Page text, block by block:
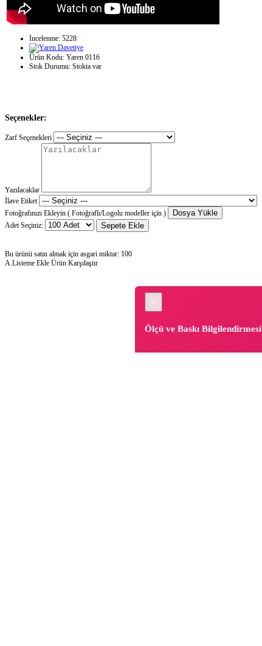
İncelenme: 5228
Ürün Kodu: Yaren 0116
Stok Durumu: Stokta var
Seçenekler:
Zarf Seçenekleri
Yazılacaklar
İlave Etiket
Fotoğrafınızı Ekleyin ( Fotoğraflı/Logolu modeller için )
Dosya Yükle
Adet Seçiniz: Sepete Ekle
Bu ürünü satın almak için asgari miktar: 100
A.Listeme Ekle Ürün Karşılaştır
Ölçü ve Baskı Bilgilendirmesi